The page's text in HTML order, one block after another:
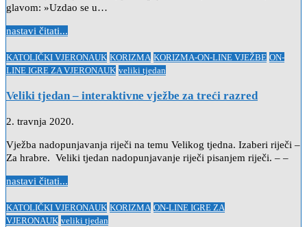
glavom: »Uzdao se u…
nastavi čitati...
Posted
in
KATOLIČKI VJERONAUK KORIZMA KORIZMA-ON-LINE VJEŽBE ON-
LINE IGRE ZA VJERONAUK veliki tjedan
Veliki tjedan – interaktivne vježbe za treći razred
2. travnja 2020.
Vježba nadopunjavanja riječi na temu Velikog tjedna. Izaberi riječi –
Za hrabre. Veliki tjedan nadopunjavanje riječi pisanjem riječi. – –
nastavi čitati...
Posted
in
KATOLIČKI VJERONAUK KORIZMA ON-LINE IGRE ZA
VJERONAUK veliki tjedan